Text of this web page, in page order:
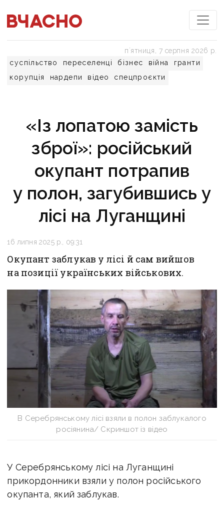
суспільство переселенці бізнес війна
гранти
корупція
нардепи відео спецпроєкти
пʼятниця, 7 серпня 2026 р.
«Із лопатою замість
зброї»: російський
окупант потрапив
у полон, загубившись у
лісі на Луганщині
16 липня 2025 р., 09:31
Окупант заблукав у лісі й сам вийшов
на позиції українських військових.
В Серебрянському лісі взяли в полон заблукалого
росіянина/ Скриншот із відео
У Серебрянському лісі на Луганщині
прикордонники взяли у полон російського
окупанта, який заблукав.